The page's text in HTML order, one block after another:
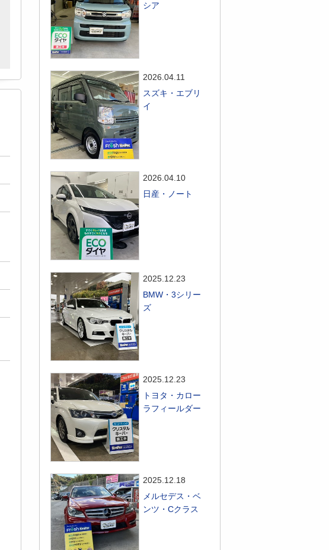
シア
2026.04.11
スズキ・エブリ
イ
2026.04.10
日産・ノート
2025.12.23
BMW・3シリー
ズ
2025.12.23
トヨタ・カロー
ラフィールダー
2025.12.18
メルセデス・ベ
ンツ・Cクラス